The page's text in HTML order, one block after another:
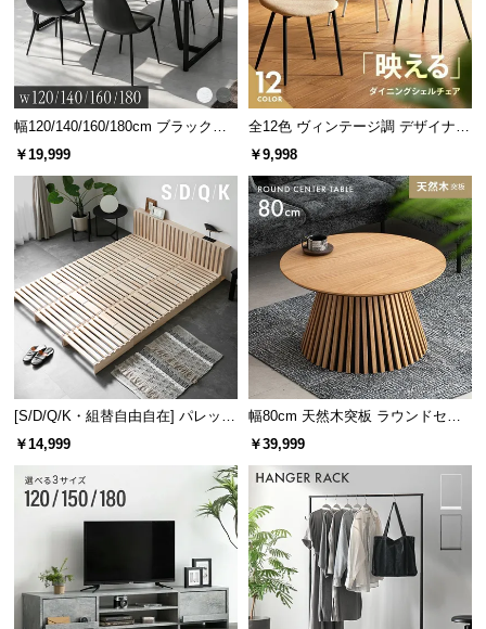
幅120/140/160/180cm ブラックフ
レーム ダイニング 大理石調 4人掛
￥19,999
全12色 ヴィンテージ調 デザイナー
ズシェルチェア
￥9,998
[S/D/Q/K・組替自由自在] パレット
ベッド 8/12/16枚セット
￥14,999
幅80cm 天然木突板 ラウンドセン
ターテーブル 美しい格子デザイン
￥39,999